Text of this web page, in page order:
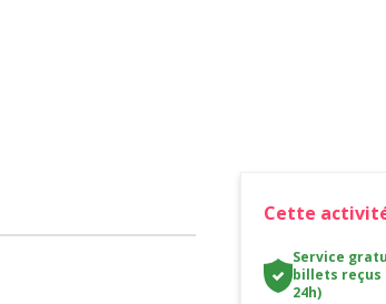
Cette
Service
billets reçus
24h)